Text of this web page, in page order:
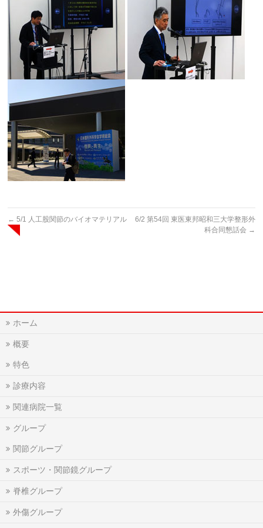
← 5/1 人工股関節のバイオマテリアル
6/2 第54回 東医東邦昭和三大学整形外
科合同懇話会 →
ホーム
概要
特色
診療内容
関連病院一覧
グループ
関節グループ
スポーツ・関節鏡グループ
脊椎グループ
外傷グループ